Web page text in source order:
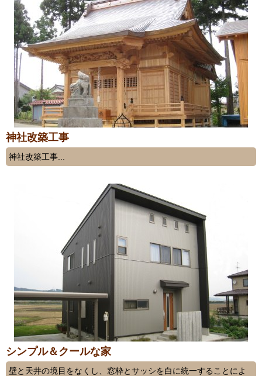
神社改築工事
神社改築工事...
シンプル＆クールな家
壁と天井の境目をなくし、窓枠とサッシを白に統一することによ